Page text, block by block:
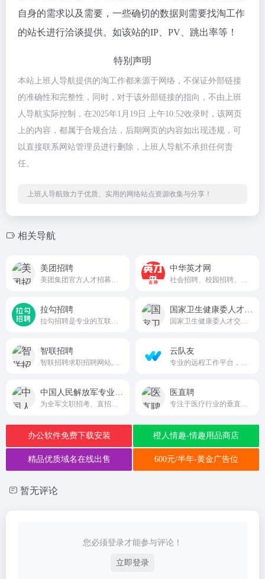
自身的需求以及需要，一些确切的数据则需要找淘工作
的站长进行洽谈提供。如该站的IP、PV、跳出率等！
特别声明
本站上班人导航提供的淘工作都来源于网络，不保证外部链接
的准确性和完整性，同时，对于该外部链接的指向，不由上班
人导航实际控制，在2025年1月19日 上午10:52收录时，该网页
上的内容，都属于合规合法，后期网页的内容如出现违规，可
以直接联系网站管理员进行删除，上班人导航不承担任何责
任。
上班人导航致力于优质、实用的网络站点资源收集与分享！
相关导航
美团招聘 中华英才网
拉勾招聘
智联招聘 云队友
医直聘
办公软件免费下载安装 橙人情趣-情趣用品商店
精品优质域名在线出售 600元/半年-黄金广告位
暂无评论
您必须登录才能参与评论！
立即登录